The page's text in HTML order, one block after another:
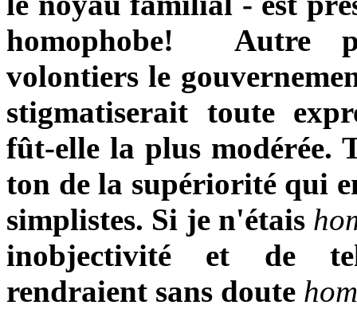
homophobe! Autre
volontiers le
stigmatiserait toute
fût-elle la plus modérée.
ton de la supériorité qui
simplistes. Si je n'étais
inobjectivité et de
rendraient sans doute